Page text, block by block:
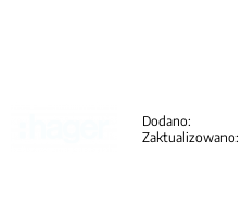
Dodano:
Zaktualizowano: